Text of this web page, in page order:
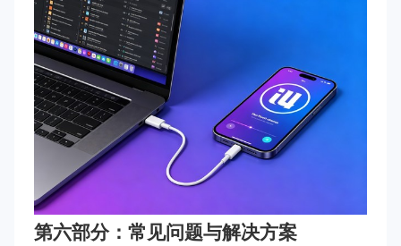
第六部分：常见问题与解决方案